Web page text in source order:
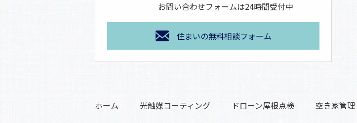
お問い合わせフォームは24時間受付中
住まいの無料相談フォーム
ホーム 光触媒コーティング ドローン屋根点検 空き家管理